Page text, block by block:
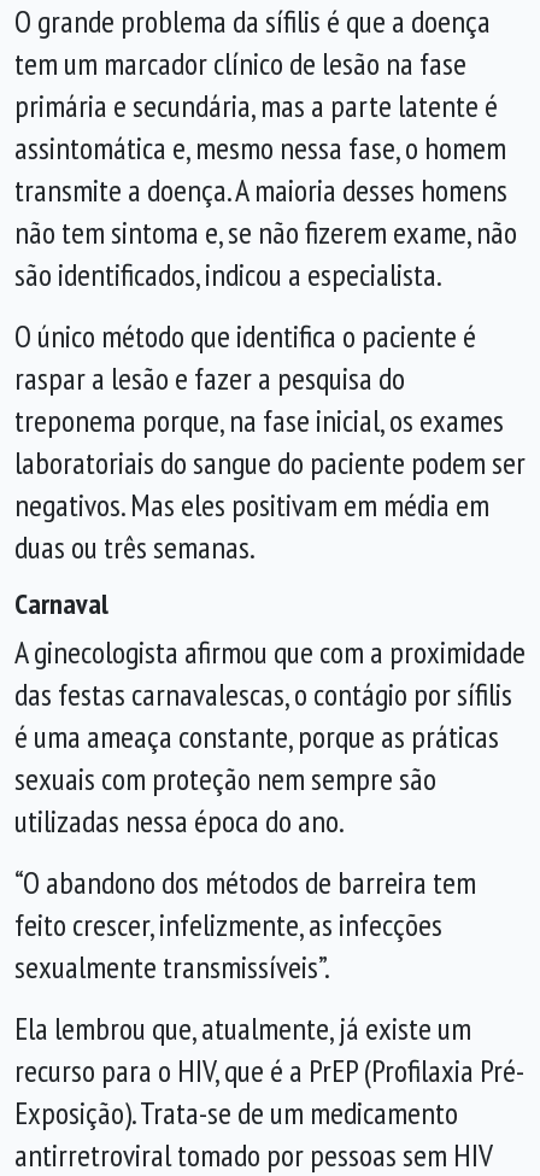
O grande problema da sífilis é que a doença
tem um marcador clínico de lesão na fase
primária e secundária, mas a parte latente é
assintomática e, mesmo nessa fase, o homem
transmite a doença. A maioria desses homens
não tem sintoma e, se não fizerem exame, não
são identificados, indicou a especialista.
O único método que identifica o paciente é
raspar a lesão e fazer a pesquisa do
treponema porque, na fase inicial, os exames
laboratoriais do sangue do paciente podem ser
negativos. Mas eles positivam em média em
duas ou três semanas.
Carnaval
A ginecologista afirmou que com a proximidade
das festas carnavalescas, o contágio por sífilis
é uma ameaça constante, porque as práticas
sexuais com proteção nem sempre são
utilizadas nessa época do ano.
“O abandono dos métodos de barreira tem
feito crescer, infelizmente, as infecções
sexualmente transmissíveis”.
Ela lembrou que, atualmente, já existe um
recurso para o HIV, que é a PrEP (Profilaxia Pré-
Exposição). Trata-se de um medicamento
antirretroviral tomado por pessoas sem HIV